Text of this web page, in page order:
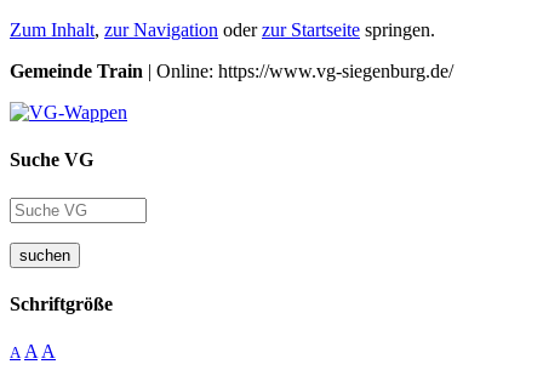
Zum Inhalt, zur Navigation oderzur Startseite springen.
Gemeinde Train | Online: https://www.vg-siegenburg.de/
Suche VG
suchen
Schriftgröße
A A A